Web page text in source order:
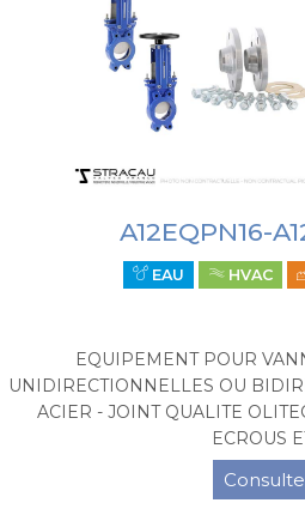
A12EQPN16-
EAU HVAC
EQUIPEMENT POUR
UNIDIRECTIONNELLES OU
ACIER - JOINT QUALITE
ECROUS